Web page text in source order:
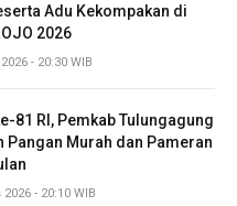
Adu Kekompakan di
2026
- 20:30 WIB
81 RI, Pemkab Tulungagung
Pangan Murah dan Pameran
- 20:10 WIB